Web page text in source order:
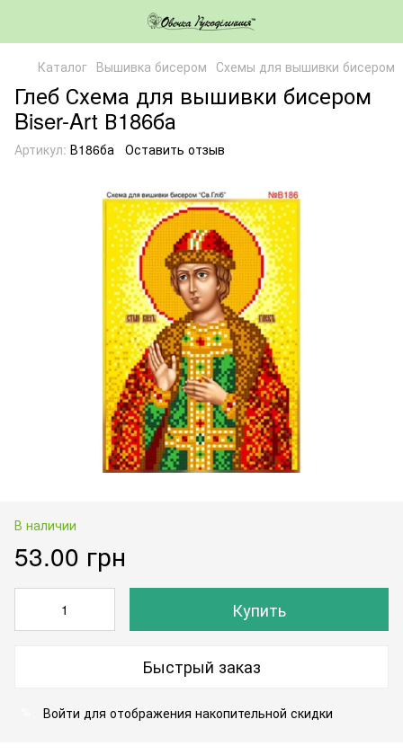
Каталог Вышивка бисером Схемы для вышивки бисером
Глеб Схема для вышивки бисером
Biser-Art В186ба
Артикул: В186ба Оставить отзыв
В наличии
53.00 грн
Купить
Быстрый заказ
Войти для отображения накопительной скидки